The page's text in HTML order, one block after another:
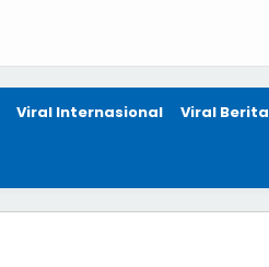
Viral Internasional Viral Berita